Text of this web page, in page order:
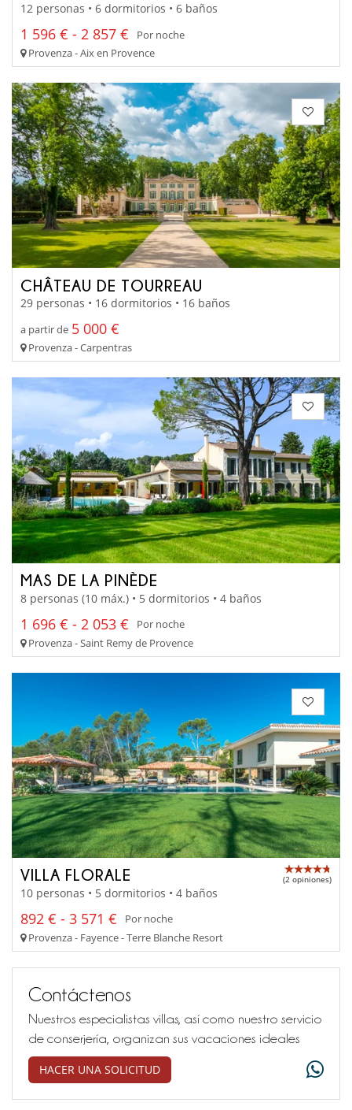
12 personas • 6 dormitorios • 6 baños
1 596 € - 2 857 €
Por noche
Provenza - Aix en Provence
CHÂTEAU DE TOURREAU
29 personas • 16 dormitorios • 16 baños
a partir de 5 000 €
Provenza - Carpentras
MAS DE LA PINÈDE
8 personas (10 máx.) • 5 dormitorios • 4 baños
1 696 € - 2 053 €
Por noche
Provenza - Saint Remy de Provence
VILLA FLORALE (2 opiniones)
10 personas • 5 dormitorios • 4 baños
892 € - 3 571 €
Por noche
Provenza - Fayence - Terre Blanche Resort
Contáctenos
Nuestros especialistas villas, así como nuestro servicio
de conserjería, organizan sus vacaciones ideales
HACER UNA SOLICITUD